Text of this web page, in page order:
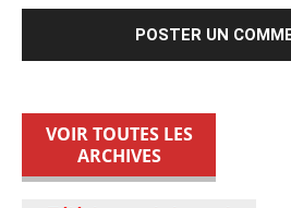
VOIR TOUTES LES
ARCHIVES